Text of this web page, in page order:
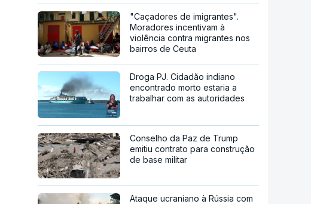
"Caçadores de imigrantes".
Moradores incentivam à
violência contra migrantes nos
bairros de Ceuta
Droga PJ. Cidadão indiano
encontrado morto estaria a
trabalhar com as autoridades
Conselho da Paz de Trump
emitiu contrato para construção
de base militar
Ataque ucraniano à Rússia com